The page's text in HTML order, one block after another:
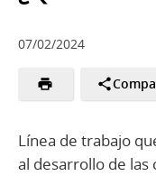
07/02/2024
Línea de trabajo
al desarrollo de las